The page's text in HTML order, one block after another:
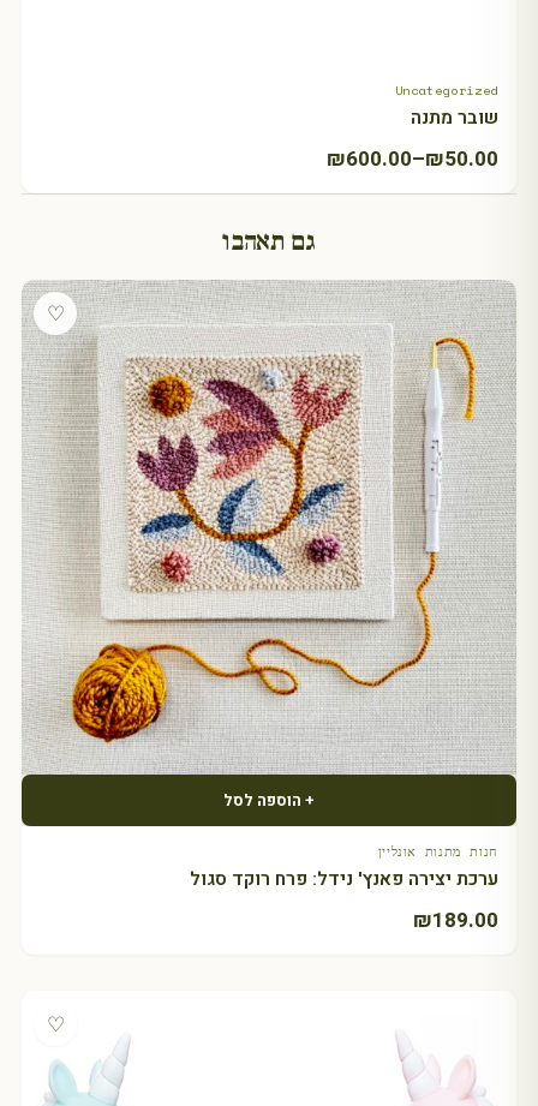
Uncategorized
שובר מתנה
₪50.00
–
₪600.00
טווח
מחירים:
גם תאהבו
♡
+ הוספה לסל
חנות מתנות אונליין
ערכת יצירה פאנץ' נידל: פרח רוקד סגול
₪189.00
♡